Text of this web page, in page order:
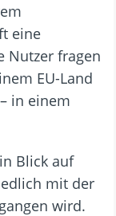
eine
Nutzer fragen
EU-Land
in einem
Blick auf
mit der
wird.